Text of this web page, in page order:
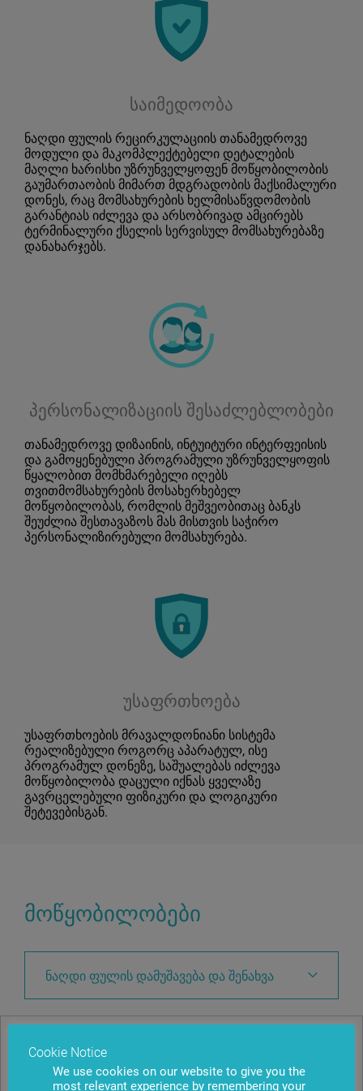
საიმედოობა
ნაღდი ფულის რეცირკულაციის თანამედროვე
მოდული და მაკომპლექტებელი დეტალების
მაღლი ხარისხი უზრუნველყოფენ მოწყობილობის
გაუმართაობის მიმართ მდგრადობის მაქსიმალური
დონეს, რაც მომსახურების ხელმისაწვდომობის
გარანტიას იძლევა და არსობრივად ამცირებს
ტერმინალური ქსელის სერვისულ მომსახურებაზე
დანახარჯებს.
პერსონალიზაციის შესაძლებლობები
თანამედროვე დიზაინის, ინტუიტური ინტერფეისის
და გამოყენებული პროგრამული უზრუნველყოფის
წყალობით მომხმარებელი იღებს
თვითმომსახურების მოსახერხებელ
მოწყობილობას, რომლის მეშვეობითაც ბანკს
შეუძლია შესთავაზოს მას მისთვის საჭირო
პერსონალიზირებული მომსახურება.
უსაფრთხოება
უსაფრთხოების მრავალდონიანი სისტემა
რეალიზებული როგორც აპარატულ, ისე
პროგრამულ დონეზე, საშუალებას იძლევა
მოწყობილობა დაცული იქნას ყველაზე
გავრცელებული ფიზიკური და ლოგიკური
შეტევებისგან.
მოწყობილობები
ნაღდი ფულის დამუშავება და შენახვა
ცირკულაციის მოდული
RM4H – ნაღდი ფულის რეცირკულაციის მე-4
Cookie Notice
We use cookies on our website to give you the
most relevant experience by remembering your